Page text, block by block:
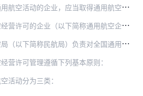
空活动的企业，应当取得通用航空经营许可。
称通用航空企业），应当遵守法律、行政法规和规章的规定，在批准的经营范围内依法开展经营活动。
航局）负责对全国通用航空经营许可以及相应监督管理工作实施统一管理。
营许可管理遵循下列基本原则：
活动分为三类：